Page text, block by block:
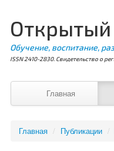
Открытый
Обучение, воспитание,
ISSN 2410-2830. Свидетельство о
Главная
Главная / Публикации /